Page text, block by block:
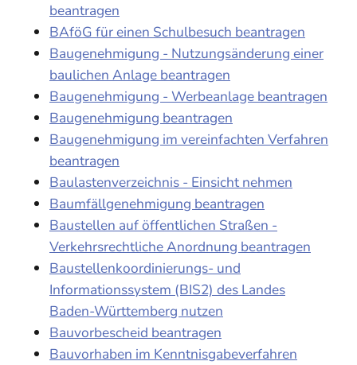
beantragen
BAföG für einen Schulbesuch beantragen
Baugenehmigung - Nutzungsänderung einer
baulichen Anlage beantragen
Baugenehmigung - Werbeanlage beantragen
Baugenehmigung beantragen
Baugenehmigung im vereinfachten Verfahren
beantragen
Baulastenverzeichnis - Einsicht nehmen
Baumfällgenehmigung beantragen
Baustellen auf öffentlichen Straßen -
Verkehrsrechtliche Anordnung beantragen
Baustellenkoordinierungs- und
Informationssystem (BIS2) des Landes
Baden-Württemberg nutzen
Bauvorbescheid beantragen
Bauvorhaben im Kenntnisgabeverfahren